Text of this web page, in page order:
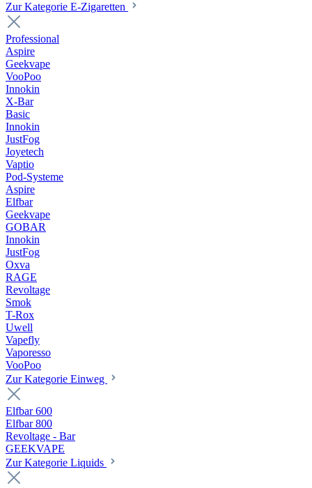
Zur Kategorie E-Zigaretten
Professional
Aspire
Geekvape
VooPoo
Innokin
X-Bar
Basic
Innokin
JustFog
Joyetech
Vaptio
Pod-Systeme
Aspire
Elfbar
Geekvape
GOBAR
Innokin
JustFog
Oxva
RAGE
Revoltage
Smok
T-Rox
Uwell
Vapefly
Vaporesso
VooPoo
Zur Kategorie Einweg
Elfbar 600
Elfbar 800
Revoltage - Bar
GEEKVAPE
Zur Kategorie Liquids